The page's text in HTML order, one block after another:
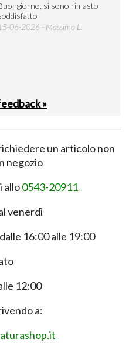
si sono rimasto
06-2026 - Massimo L.
»
un articolo non
negozio
allo0543-20911
venerdì
16:00 alle 19:00
12:00
a: